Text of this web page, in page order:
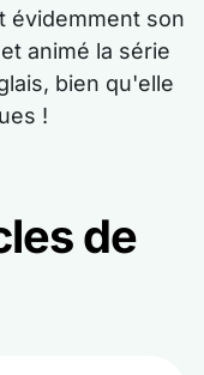
évidemment son
animé la série
bien qu'elle
!
de